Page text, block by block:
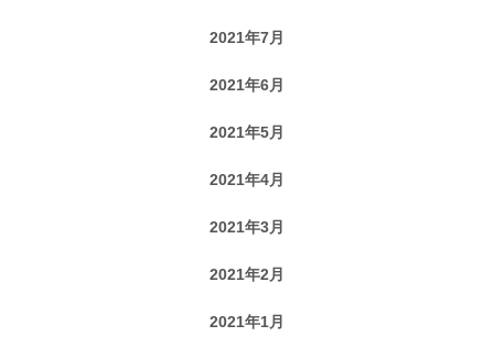
2021年7月
2021年6月
2021年5月
2021年4月
2021年3月
2021年2月
2021年1月